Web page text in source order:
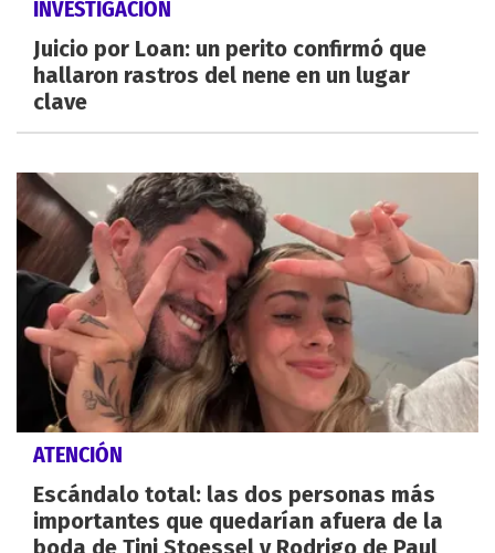
INVESTIGACIÓN
Juicio por Loan: un perito confirmó que
hallaron rastros del nene en un lugar
clave
ATENCIÓN
Escándalo total: las dos personas más
importantes que quedarían afuera de la
boda de Tini Stoessel y Rodrigo de Paul